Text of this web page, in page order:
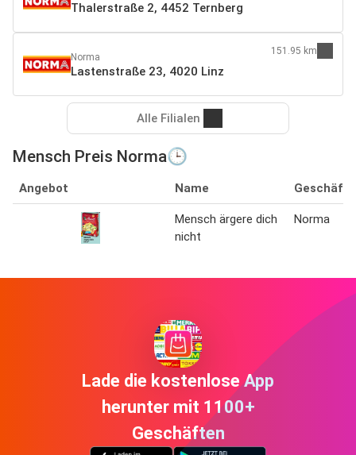
Thalerstraße 2, 4452 Ternberg
Norma
Lastenstraße 23, 4020 Linz
151.95 km
Alle Filialen
Mensch Preis Norma🕒
Angebot Name Geschäft
Mensch ärgere dich
nicht
Norma
Lade die kostenlose App
herunter mit 1100+
Geschäften